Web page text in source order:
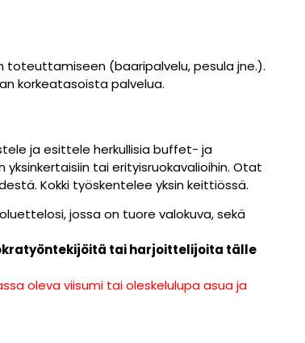
toteuttamiseen (baaripalvelu, pesula jne.).
korkeatasoista palvelua.
ja esittele herkullisia buffet- ja
tai erityisruokavalioihin. Otat
Kokki työskentelee yksin keittiössä.
jossa on tuore valokuva, sekä
tai harjoittelijoita tälle
oleva viisumi tai oleskelulupa asua ja